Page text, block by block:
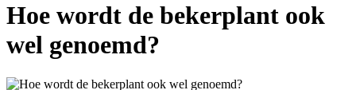
Hoe wordt de bekerplant ook
wel genoemd?